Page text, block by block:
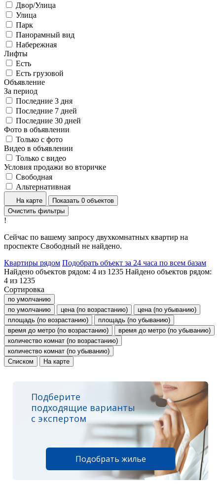
Двор/Улица
Улица
Парк
Панорамный вид
Набережная
Лифты
Есть
Есть грузовой
Объявление
За период
Последние 3 дня
Последние 7 дней
Последние 30 дней
Фото в объявлении
Только с фото
Видео в объявлении
Только с видео
Условия продажи во вторичке
Свободная
Альтернативная
На карте
Показать 0 объектов
Очистить фильтры
!
Сейчас по вашему запросу двухкомнатных квартир на
проспекте Свободный не найдено.
Квартиры рядом Подобрать объект за 24 часа по всем базам
Найдено объектов рядом: 4 из 1235 Найдено объектов рядом:
4 из 1235
Сортировка
по умолчанию
по умолчанию
цена (по возрастанию)
цена (по убыванию)
площадь (по возрастанию)
площадь (по убыванию)
время до метро (по возрастанию)
время до метро (по убыванию)
количество комнат (по возрастанию)
количество комнат (по убыванию)
Списком
На карте
Подберите
подходящие варианты
с экспертом
Подобрать жилье